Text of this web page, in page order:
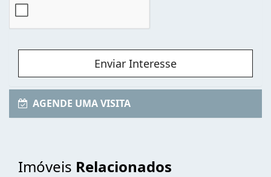
Enviar Interesse
AGENDE UMA VISITA
Imóveis Relacionados